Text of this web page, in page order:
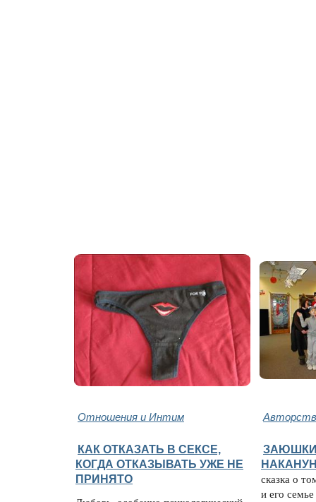
Отношения и Интим
КАК ОТКАЗАТЬ В СЕКСЕ,
КОГДА ОТКАЗЫВАТЬ УЖЕ НЕ
ПРИНЯТО
сказка о
и его